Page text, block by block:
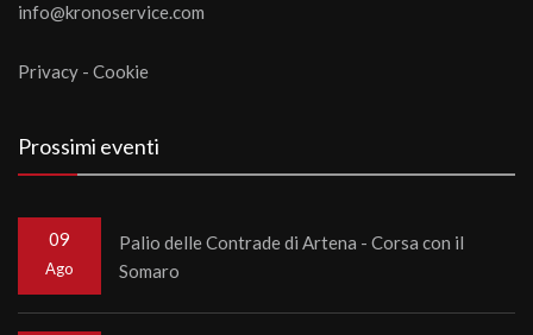
info@kronoservice.com
Privacy - Cookie
Prossimi eventi
09
Ago
Palio delle Contrade di Artena - Corsa con il
Somaro